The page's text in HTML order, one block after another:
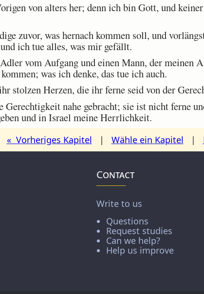
von alters her; denn ich bin Gott, und
zuvor, was hernach kommen soll, und
ich tue alles, was mir gefällt.
vom Aufgang und einen Mann, der meinen
was ich denke, das tue ich auch.
stolzen Herzen, die ihr ferne seid von der
Gerechtigkeit nahe gebracht; sie ist nicht ferne
und in Israel meine Herrlichkeit.
« Vorheriges Kapitel | Wähle ein Kapitel |
Contact
Write to us
Questions
Request studies
Can we help?
Help us improve